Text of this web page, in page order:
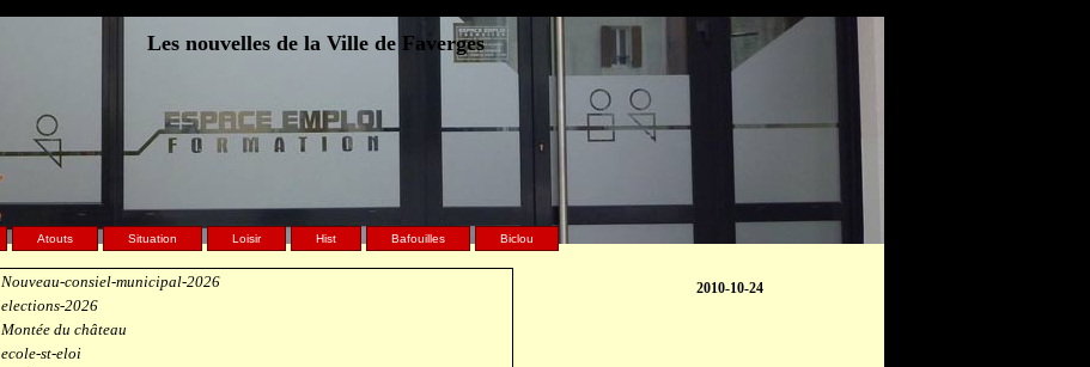
Les nouvelles de la Ville de Faverges
Atouts Situation Loisir Hist Bafouilles Biclou
Nouveau-consiel-municipal-2026
elections-2026
Montée du château
ecole-st-eloi
2010-10-24